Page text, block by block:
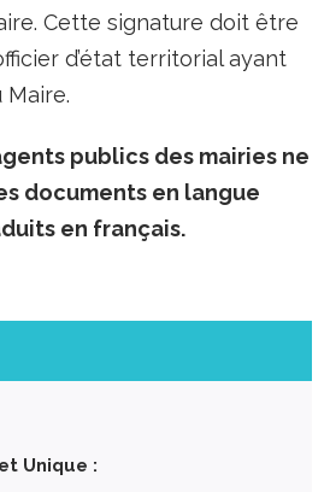
Cette signature doit être
d’état territorial ayant
publics des mairies ne
documents en langue
en français.
Unique :